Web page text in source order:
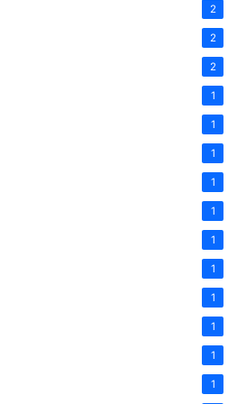
2
2
2
1
1
1
1
1
1
1
1
1
1
1